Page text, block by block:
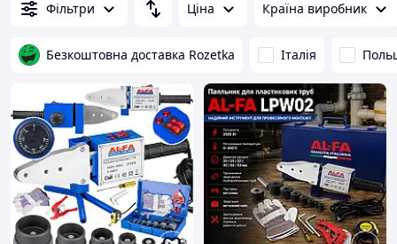
Фільтри Ціна Країна виробник
Безкоштовна доставка Rozetka Італія